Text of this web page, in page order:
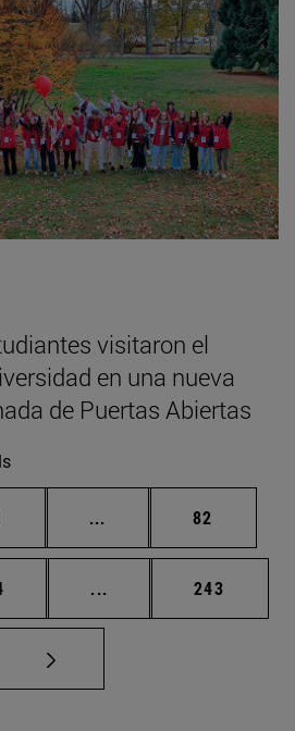
visitaron el
en una nueva
de Puertas Abiertas
... Páginas intermedias
Página
82
... Páginas intermedias
Página
243